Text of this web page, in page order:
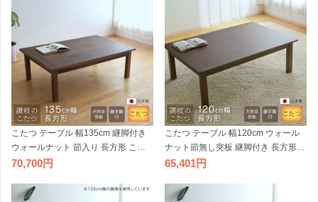
こたつ テーブル 幅135cm 継脚付き
ウォールナット 節入り 長方形 こた
つ軽量 シンプル 天然木 ダークブラ
70,700
こたつ テーブル 幅120cm ウォール
ナット節無し突板 継脚付き 長方形
軽量 シンプル 天然木 ナチュラル 日
65,401